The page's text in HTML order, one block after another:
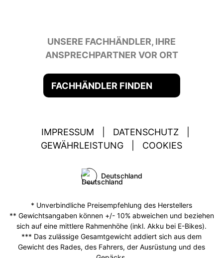
UNSERE FACHHÄNDLER, IHRE
ANSPRECHPARTNER VOR ORT
FACHHÄNDLER FINDEN
IMPRESSUM DATENSCHUTZ
GEWÄHRLEISTUNG
COOKIES
Deutschland
* Unverbindliche Preisempfehlung des Herstellers
** Gewichtsangaben können +/- 10% abweichen und beziehen
sich auf eine mittlere Rahmenhöhe (inkl. Akku bei E-Bikes).
*** Das zulässige Gesamtgewicht addiert sich aus dem
Gewicht des Rades, des Fahrers, der Ausrüstung und des